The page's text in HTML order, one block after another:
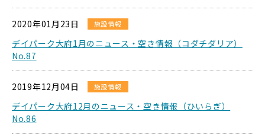
2020年01月23日 施設情報
デイパーク大府1月のニュース・空き情報（コダチダリア）
No.87
2019年12月04日 施設情報
デイパーク大府12月のニュース・空き情報（ひいらぎ）
No.86